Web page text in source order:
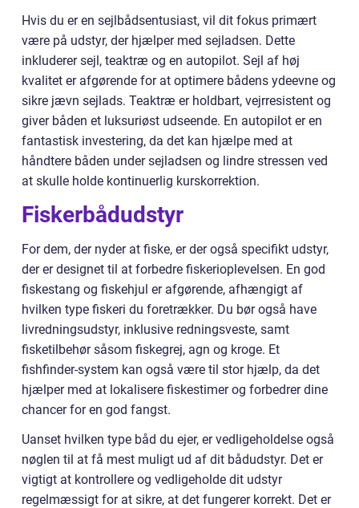
Hvis du er en sejlbådsentusiast, vil dit fokus primært
være på udstyr, der hjælper med sejladsen. Dette
inkluderer sejl, teaktræ og en autopilot. Sejl af høj
kvalitet er afgørende for at optimere bådens ydeevne og
sikre jævn sejlads. Teaktræ er holdbart, vejrresistent og
giver båden et luksuriøst udseende. En autopilot er en
fantastisk investering, da det kan hjælpe med at
håndtere båden under sejladsen og lindre stressen ved
at skulle holde kontinuerlig kurskorrektion.
Fiskerbådudstyr
For dem, der nyder at fiske, er der også specifikt udstyr,
der er designet til at forbedre fiskerioplevelsen. En god
fiskestang og fiskehjul er afgørende, afhængigt af
hvilken type fiskeri du foretrækker. Du bør også have
livredningsudstyr, inklusive redningsveste, samt
fisketilbehør såsom fiskegrej, agn og kroge. Et
fishfinder-system kan også være til stor hjælp, da det
hjælper med at lokalisere fiskestimer og forbedrer dine
chancer for en god fangst.
Uanset hvilken type båd du ejer, er vedligeholdelse også
nøglen til at få mest muligt ud af dit bådudstyr. Det er
vigtigt at kontrollere og vedligeholde dit udstyr
regelmæssigt for at sikre, at det fungerer korrekt. Det er